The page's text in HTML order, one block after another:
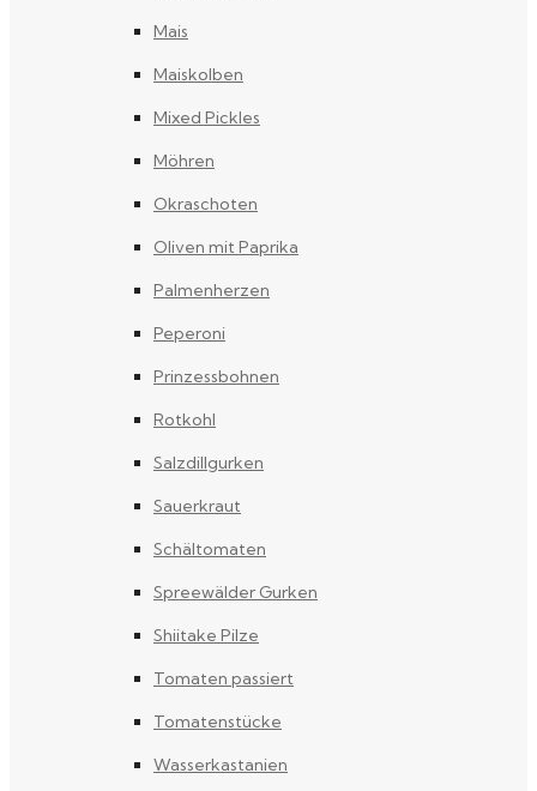
Mais
Maiskolben
Mixed Pickles
Möhren
Okraschoten
Oliven mit Paprika
Palmenherzen
Peperoni
Prinzessbohnen
Rotkohl
Salzdillgurken
Sauerkraut
Schältomaten
Spreewälder Gurken
Shiitake Pilze
Tomaten passiert
Tomatenstücke
Wasserkastanien